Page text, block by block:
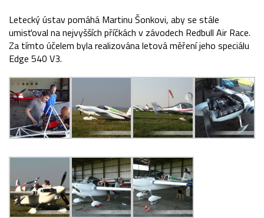
Letecký ústav pomáhá Martinu Šonkovi, aby se stále
umisťoval na nejvyšších příčkách v závodech Redbull Air Race.
Za tímto účelem byla realizována letová měření jeho speciálu
Edge 540 V3.